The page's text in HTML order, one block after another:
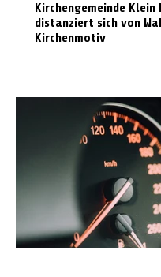
Kirchengemeinde Klein
distanziert sich von
Kirchenmotiv